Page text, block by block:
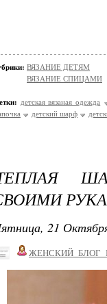
ВЯЗАНИЕ ДЕТЯМ
ВЯЗАНИЕ СПИЦАМИ
детская вязаная одежда
детский шарф
21